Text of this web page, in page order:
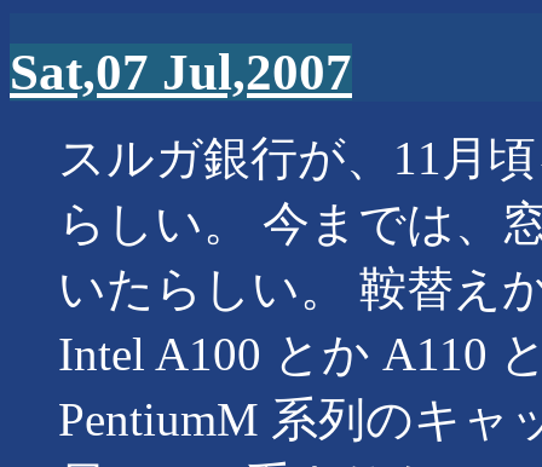
Sat,07 Jul,2007
スルガ銀行が、11月
らしい。 今までは、
いたらしい。 鞍替
Intel A100 とか A110
PentiumM 系列のキャ